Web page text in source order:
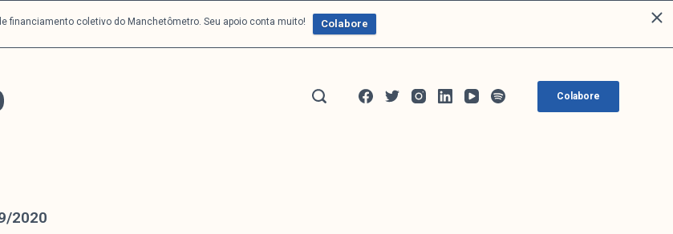
financiamento coletivo do Manchetômetro. Seu apoio conta muito! Colabore
Colabore
2020